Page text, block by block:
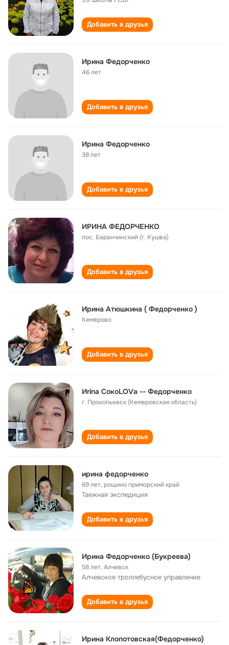
Добавить в друзья
Ирина Федорченко
46 лет
Добавить в друзья
Ирина Федорченко
38 лет
Добавить в друзья
ИРИНА ФЕДОРЧЕНКО
пос. Баранчинский (г. Кушва)
Добавить в друзья
Ирина Атюшкина ( Федорченко )
Кемерово
Добавить в друзья
Иrina СокоLОVа -- Федорченко
г. Прокопьевск (Кемеровская область)
Добавить в друзья
ирина федорченко
69 лет,рощино приморский край
Таежная экспедиция
Добавить в друзья
Ирина Федорченко (Букреева)
58 лет,Алчевск
Алчевское троллебусное управление
Добавить в друзья
Ирина Клопотовская(Федорченко)